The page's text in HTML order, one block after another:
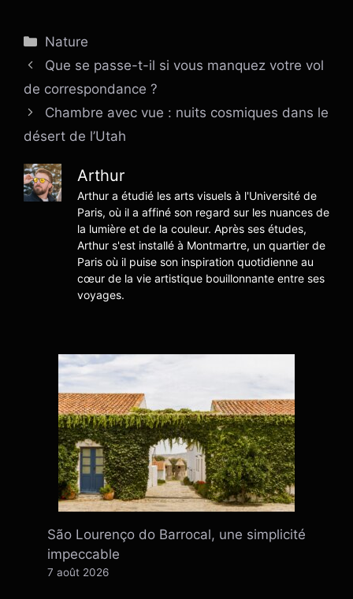
Catégories
Nature
Que se passe-t-il si vous manquez votre vol
de correspondance ?
Chambre avec vue : nuits cosmiques dans le
désert de l’Utah
Arthur
Arthur a étudié les arts visuels à l'Université de
Paris, où il a affiné son regard sur les nuances de
la lumière et de la couleur. Après ses études,
Arthur s'est installé à Montmartre, un quartier de
Paris où il puise son inspiration quotidienne au
cœur de la vie artistique bouillonnante entre ses
voyages.
São Lourenço do Barrocal, une simplicité
impeccable
7 août 2026